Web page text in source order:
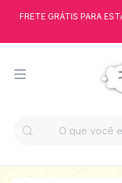
FRETE GRÁTIS PARA